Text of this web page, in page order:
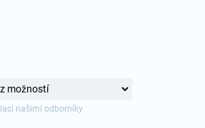
našimi odborníky